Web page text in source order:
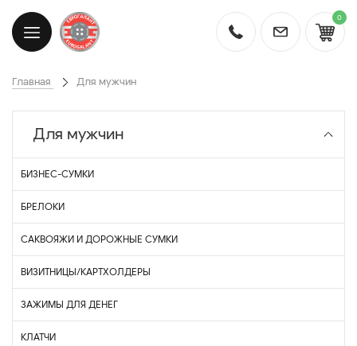
0
Главная Для мужчин
Для мужчин
БИЗНЕС-СУМКИ
БРЕЛОКИ
САКВОЯЖИ И ДОРОЖНЫЕ СУМКИ
ВИЗИТНИЦЫ/КАРТХОЛДЕРЫ
ЗАЖИМЫ ДЛЯ ДЕНЕГ
КЛАТЧИ